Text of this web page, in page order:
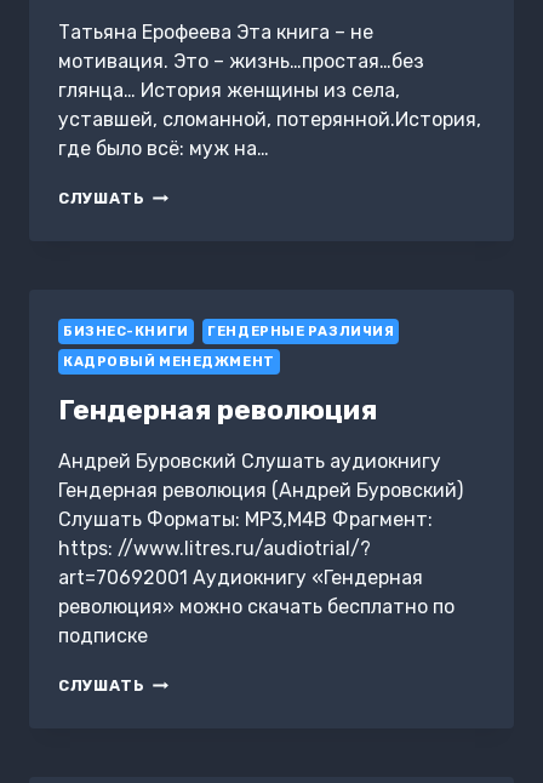
Татьяна Ерофеева Эта книга – не
мотивация. Это – жизнь…простая…без
глянца… История женщины из села,
уставшей, сломанной, потерянной.История,
где было всё: муж на…
СЛУШАТЬ НИ
РОМАН
ДЛЯ
УСТАВШИХ
БИЗНЕС-КНИГИ
ГЕНДЕРНЫЕ РАЗЛИЧИЯ
КАДРОВЫЙ МЕНЕДЖМЕНТ
Гендерная революция
Андрей Буровский Слушать аудиокнигу
Гендерная революция (Андрей Буровский)
Слушать Форматы: MP3,M4B Фрагмент:
https: //www.litres.ru/audiotrial/?
art=70692001 Аудиокнигу «Гендерная
революция» можно скачать бесплатно по
подписке
СЛУШАТЬ ГЕНДЕРНАЯ